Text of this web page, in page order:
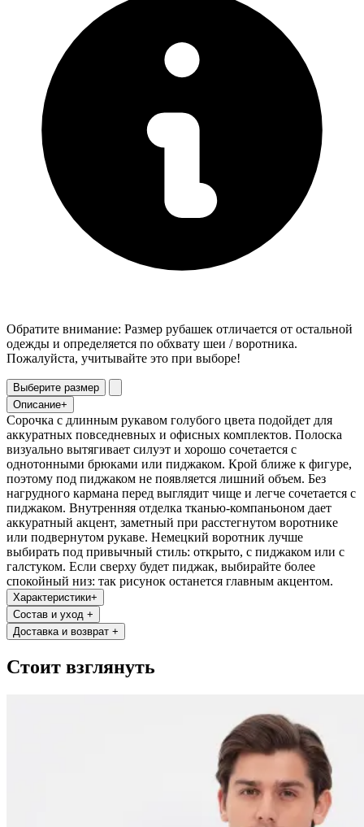
Обратите внимание: Размер рубашек отличается от остальной
одежды и определяется по обхвату шеи / воротника.
Пожалуйста, учитывайте это при выборе!
Выберите размер
Описание+
Сорочка с длинным рукавом голубого цвета подойдет для
аккуратных повседневных и офисных комплектов. Полоска
визуально вытягивает силуэт и хорошо сочетается с
однотонными брюками или пиджаком. Крой ближе к фигуре,
поэтому под пиджаком не появляется лишний объем. Без
нагрудного кармана перед выглядит чище и легче сочетается с
пиджаком. Внутренняя отделка тканью-компаньоном дает
аккуратный акцент, заметный при расстегнутом воротнике
или подвернутом рукаве. Немецкий воротник лучше
выбирать под привычный стиль: открыто, с пиджаком или с
галстуком. Если сверху будет пиджак, выбирайте более
спокойный низ: так рисунок останется главным акцентом.
Характеристики+
Состав и уход +
Доставка и возврат +
Стоит взглянуть